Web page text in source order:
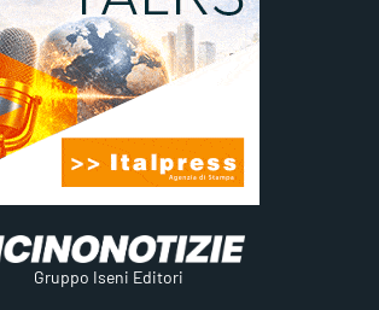
Gruppo Iseni Editori